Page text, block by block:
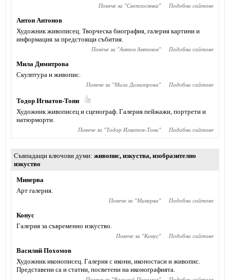
Повече за "Светлосянка" Подобни сайтове
Антон Антонов
Художник живописец. Творческа биография, галерия картини и
информация за предстоящи събития.
Повече за "Антон Антонов" Подобни сайтове
Мила Димитрова
Скулптура и живопис.
Повече за "Мила Димитрова" Подобни сайтове
Тодор Игнатов-Тони
Художник живописец и сценограф. Галерия пейжажи, портрети и
натюрморти.
Повече за "Тодор Игнатов-Тони" Подобни сайтове
Съвпадащи ключови думи живопис, изкуства, изобразително
изкуство
Минерва
Арт галерия.
Повече за "Минерва" Подобни сайтове
Конус
Галерия за съвременно изкуство.
Повече за "Конус" Подобни сайтове
Василий Похомов
Художник иконописец. Галерия с икони, иконостаси и живопис.
Представени са и статии, посветени на иконографията.